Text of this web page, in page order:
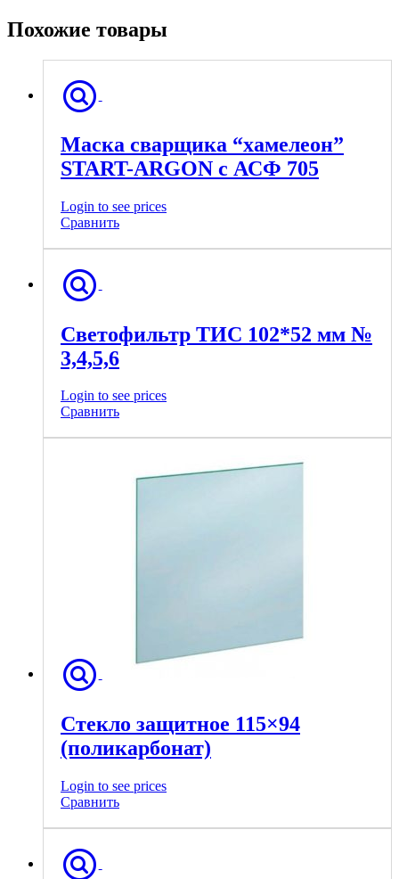
Похожие товары
Маска сварщика “хамелеон”
START-ARGON c АСФ 705
Login to see prices
Сравнить
Светофильтр ТИС 102*52 мм №
3,4,5,6
Login to see prices
Сравнить
Стекло защитное 115×94
(поликарбонат)
Login to see prices
Сравнить